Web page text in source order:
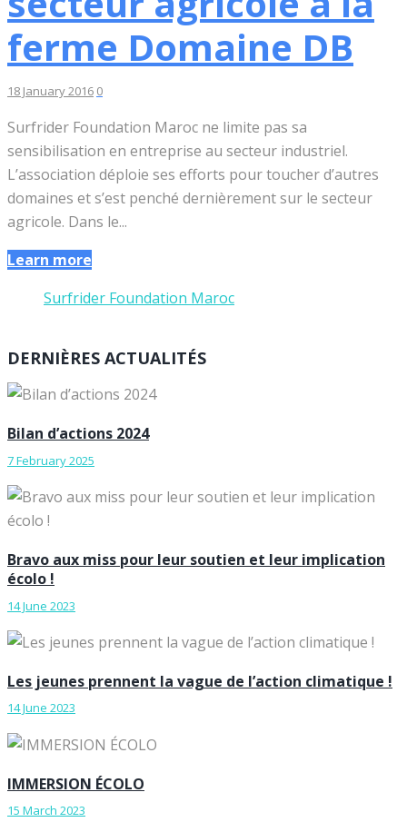
ferme Domaine DB
18 January 2016 0
Surfrider Foundation Maroc ne limite pas sa
sensibilisation en entreprise au secteur industriel.
L’association déploie ses efforts pour toucher d’autres
domaines et s’est penché dernièrement sur le secteur
agricole. Dans le...
Learn more
Surfrider Foundation Maroc
DERNIÈRES ACTUALITÉS
Bilan d’actions 2024
7 February 2025
Bravo aux miss pour leur soutien et leur implication
écolo !
14 June 2023
Les jeunes prennent la vague de l’action climatique !
14 June 2023
IMMERSION ÉCOLO
15 March 2023